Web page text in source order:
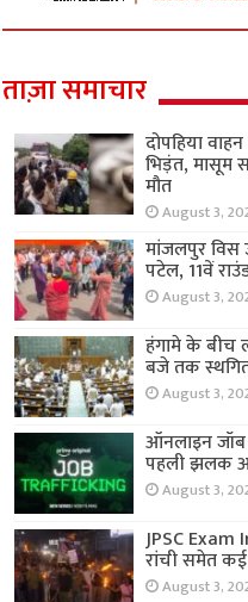
ताज़ा समाचार
दोपहिया
भिड़ंत, मासूम
मौत
August 3,
मांजलपुर विस
पटेल, 11वें
August 3,
हंगामे के बीच
बजे तक
August 3,
ऑनलाइन जॉब
पहली झलक
August 3,
JPSC Exam
रांची समेत कई
August 3,